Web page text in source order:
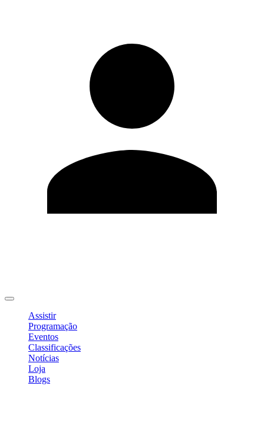
Assistir
Programação
Eventos
Classificações
Notícias
Loja
Blogs